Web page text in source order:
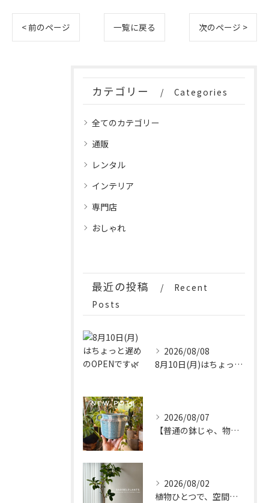
< 前のページ 一覧に戻る 次のページ >
カテゴリー Categories
全てのカテゴリー
通販
レンタル
インテリア
専門店
おしゃれ
最近の投稿
Recent
Posts
2026/08/08
8月10日(月)はちょっと遅めのOPENです🌿
2026/08/07
【普通の鉢じゃ、物足りない。
2026/08/02
植物ひとつで、空間はもっと完成する。